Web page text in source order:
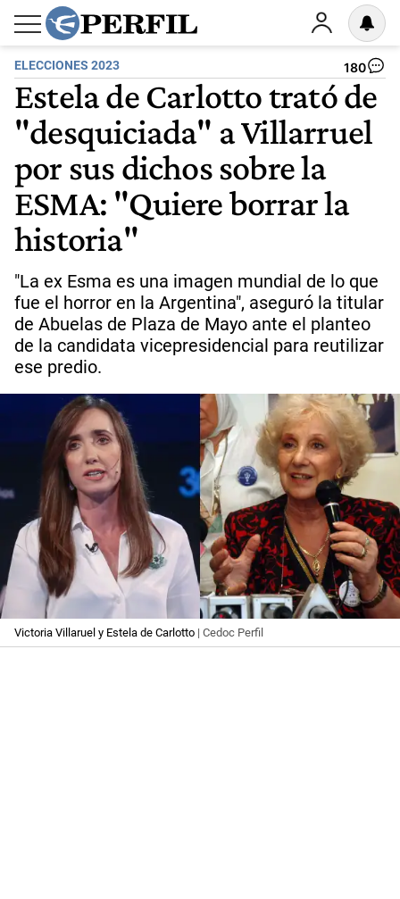
ELECCIONES 2023 180
Estela de Carlotto trató de
"desquiciada" a Villarruel
por sus dichos sobre la
ESMA: "Quiere borrar la
historia"
"La ex Esma es una imagen mundial de lo que
fue el horror en la Argentina", aseguró la titular
de Abuelas de Plaza de Mayo ante el planteo
de la candidata vicepresidencial para reutilizar
ese predio.
Victoria Villaruel y Estela de Carlotto | Cedoc Perfil